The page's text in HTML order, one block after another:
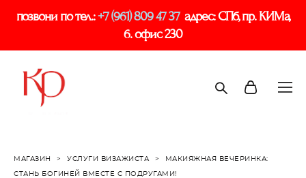
позвони по тел.:+7 (961) 809 47 37 адрес: СПб, пр. КИМа,
6. офис 230
МАГАЗИН > УСЛУГИ ВИЗАЖИСТА > МАКИЯЖНАЯ ВЕЧЕРИНКА:
СТАНЬ БОГИНЕЙ ВМЕСТЕ С ПОДРУГАМИ!